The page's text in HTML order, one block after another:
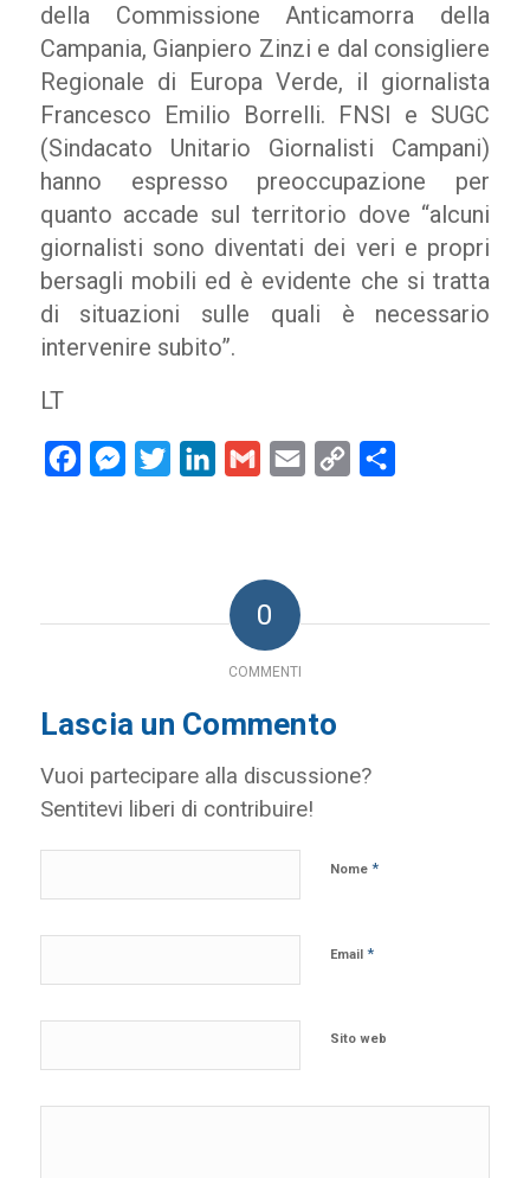
della Commissione Anticamorra della
Campania, Gianpiero Zinzi e dal consigliere
Regionale di Europa Verde, il giornalista
Francesco Emilio Borrelli. FNSI e SUGC
(Sindacato Unitario Giornalisti Campani)
hanno espresso preoccupazione per
quanto accade sul territorio dove “alcuni
giornalisti sono diventati dei veri e propri
bersagli mobili ed è evidente che si tratta
di situazioni sulle quali è necessario
intervenire subito”.
LT
FacebookMessenger
Twitter LinkedInGmail Email
Copy
0
COMMENTI
Lascia un Commento
Vuoi partecipare alla discussione?
Sentitevi liberi di contribuire!
Nome *
Email *
Sito web